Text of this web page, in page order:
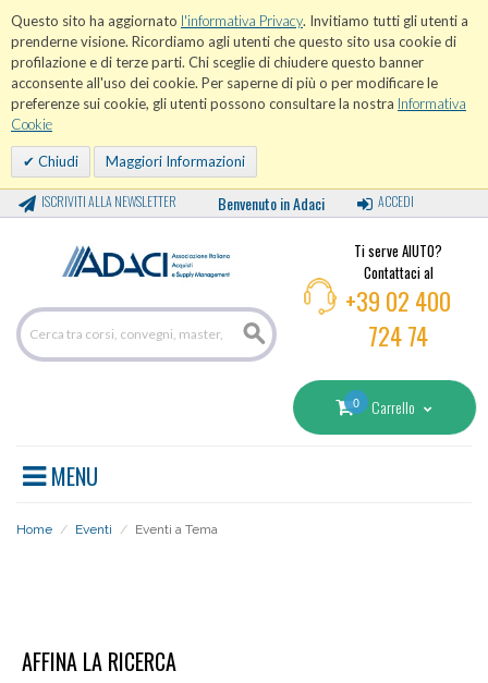
Questo sito ha aggiornato l'informativa Privacy. Invitiamo tutti gli utenti a
prenderne visione. Ricordiamo agli utenti che questo sito usa cookie di
profilazione e di terze parti. Chi sceglie di chiudere questo banner
acconsente all'uso dei cookie. Per saperne di più o per modificare le
preferenze sui cookie, gli utenti possono consultare la nostra Informativa
Cookie
Chiudi Maggiori Informazioni
ISCRIVITI ALLA NEWSLETTER Benvenuto in Adaci ACCEDI
Ti serve AIUTO?
Contattaci al
+39 02 400
724 74
0 Carrello
MENU
Home / Eventi / Eventi a Tema
AFFINA LA RICERCA